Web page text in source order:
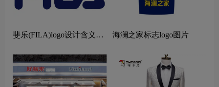
斐乐(FILA)logo设计含义及
海澜之家标志logo图片